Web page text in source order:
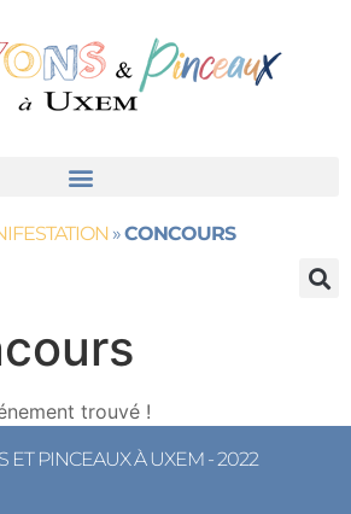
»CONCOURS
trouvé !
ET PINCEAUX À UXEM - 2022